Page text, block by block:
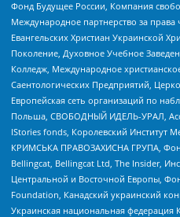
Фонд Будущее России, Компания
Международное партнерство за
Евангельских Христиан Украинской
Поколение, Духовное Учебное
Колледж, Международное
Саентологических Предприятий,
Европейская сеть организаций по
Польша, СВОБОДНЫЙ ИДЕЛЬ-УРАЛ,
IStories fonds, Королевский Институт
КРИМСЬКА ПРАВОЗАХИСНА ГРУПА,
Bellingcat, Bellingcat Ltd, The Insider,
Центральной и Восточной Европы,
Foundation, Канадский украинский
Украинская национальная